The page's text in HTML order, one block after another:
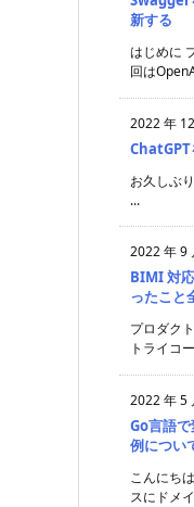
新する
はじめに
回は
2022 年
ChatGPT
お久しぶ
...
2022 年 9
BIMI 対
ったこと
プロダク
トライコ
2022 年 5
Go言語
例につい
こんにち
スにドメ